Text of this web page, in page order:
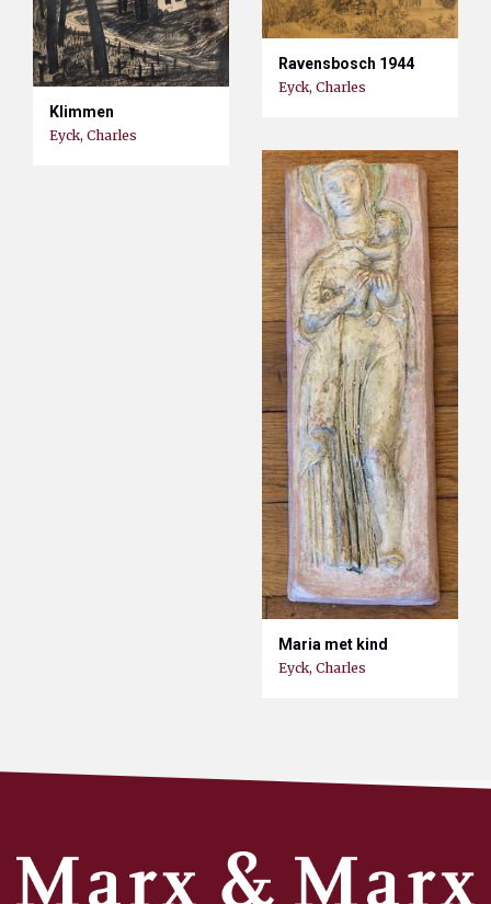
Klimmen
Eyck, Charles
Ravensbosch 1944
Eyck, Charles
Maria met kind
Eyck, Charles